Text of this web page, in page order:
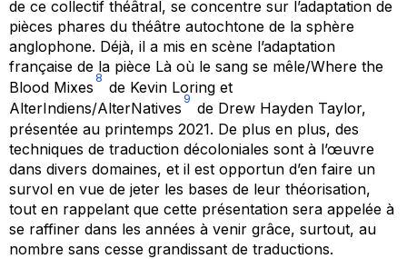
de ce collectif théâtral, se concentre sur l’adaptation de
pièces phares du théâtre autochtone de la sphère
anglophone. Déjà, il a mis en scène l’adaptation
française de la pièce Là où le sang se mêle/Where the
Blood Mixes
8
de Kevin Loring et
AlterIndiens/AlterNatives
9
de Drew Hayden Taylor,
présentée au printemps 2021. De plus en plus, des
techniques de traduction décoloniales sont à l’œuvre
dans divers domaines, et il est opportun d’en faire un
survol en vue de jeter les bases de leur théorisation,
tout en rappelant que cette présentation sera appelée à
se raffiner dans les années à venir grâce, surtout, au
nombre sans cesse grandissant de traductions.